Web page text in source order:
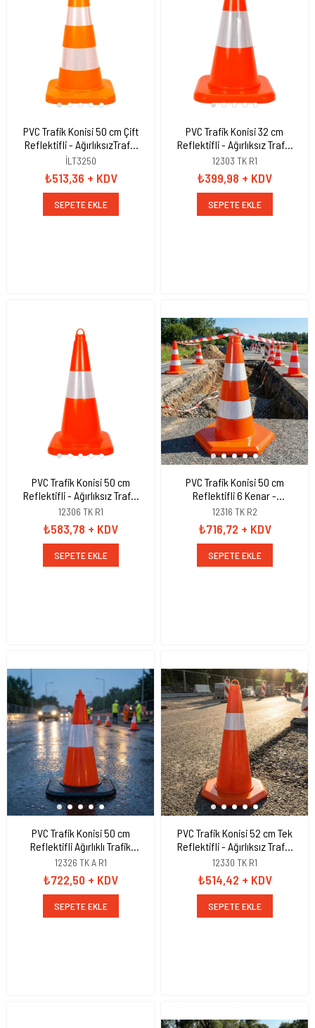
PVC Trafik Konisi 50 cm Çift
Reflektifli - AğırlıksızTrafik
Dubası
İLT3250
₺513,36 + KDV
SEPETE EKLE
PVC Trafik Konisi 32 cm
Reflektifli - Ağırlıksız Trafik
Dubası
12303 TK R1
₺399,98 + KDV
SEPETE EKLE
PVC Trafik Konisi 50 cm
Reflektifli - Ağırlıksız Trafik
Dubası
12306 TK R1
₺583,78 + KDV
SEPETE EKLE
PVC Trafik Konisi 50 cm
Reflektifli 6 Kenar -
Ağırlıksız Trafik Dubası
12316 TK R2
₺716,72 + KDV
SEPETE EKLE
PVC Trafik Konisi 50 cm
Reflektifli Ağırlıklı Trafik
Dubası
12326 TK A R1
₺722,50 + KDV
SEPETE EKLE
PVC Trafik Konisi 52 cm Tek
Reflektifli - Ağırlıksız Trafik
Dubası
12330 TK R1
₺514,42 + KDV
SEPETE EKLE